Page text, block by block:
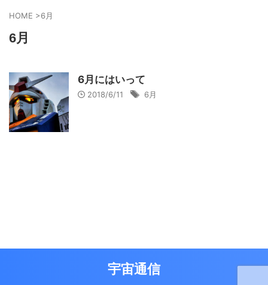
HOME >6月
6月
6月にはいって
2018/6/11 6月
宇宙通信